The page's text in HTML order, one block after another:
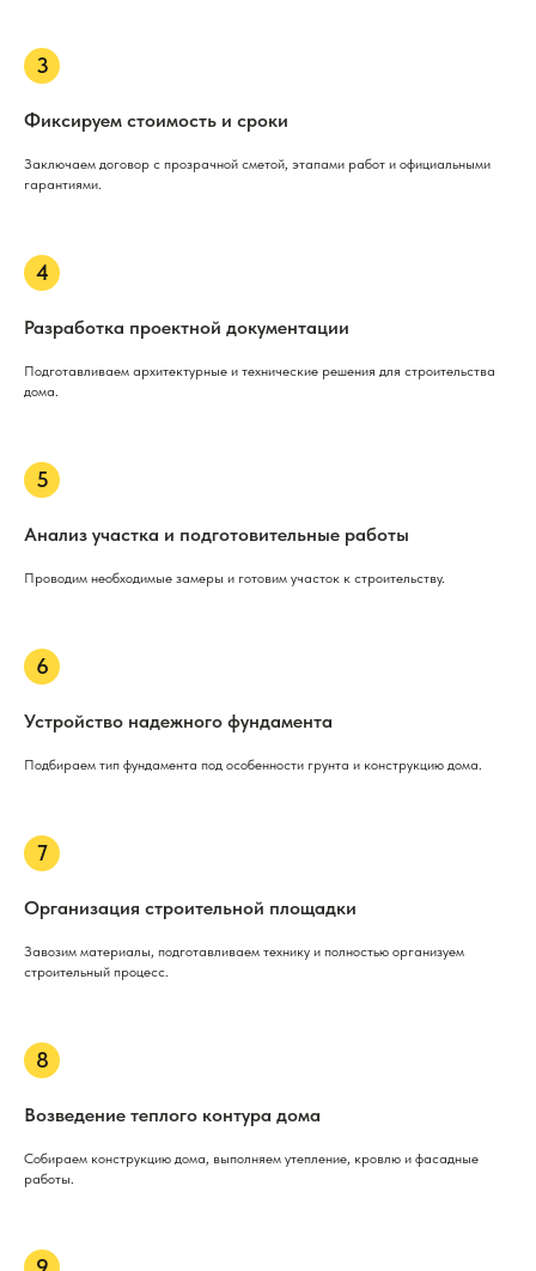
Фиксируем стоимость и сроки
Заключаем договор с прозрачной сметой, этапами работ и официальными
гарантиями.
Разработка проектной документации
Подготавливаем архитектурные и технические решения для строительства
дома.
Анализ участка и подготовительные работы
Проводим необходимые замеры и готовим участок к строительству.
Устройство надежного фундамента
Подбираем тип фундамента под особенности грунта и конструкцию дома.
Организация строительной площадки
Завозим материалы, подготавливаем технику и полностью организуем
строительный процесс.
Возведение теплого контура дома
Собираем конструкцию дома, выполняем утепление, кровлю и фасадные
работы.